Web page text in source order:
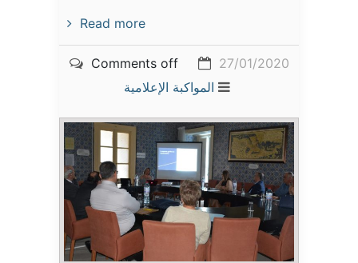
Read more
27/01/2020
Comments off
المواكبة الإعلامية